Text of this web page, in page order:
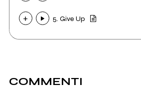
5. Give Up
COMMENTI